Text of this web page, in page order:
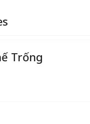
Trống